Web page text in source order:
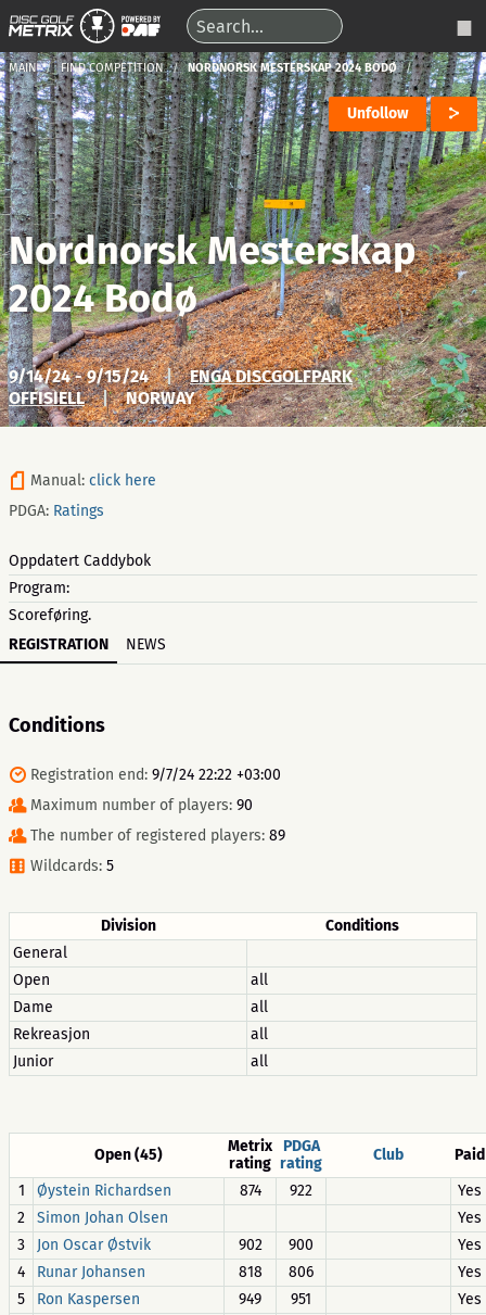
MAIN FIND COMPETITION NORDNORSK MESTERSKAP 2024 BODØ
Unfollow
Nordnorsk Mesterskap
2024 Bodø
9/14/24 - 9/15/24 |
ENGA DISCGOLFPARK
OFFISIELL
| NORWAY
Manual: click here
PDGA: Ratings
Oppdatert Caddybok
Program:
Scoreføring.
REGISTRATION
NEWS
Conditions
Registration end: 9/7/24 22:22 +03:00
Maximum number of players: 90
The number of registered players: 89
Wildcards: 5
Division
Conditions
General
Open
all
Dame
all
Rekreasjon
all
Junior
all
Open (45)
Metrix
rating
PDGA
rating
Club
Paid
1
Øystein Richardsen 874 922
Yes
2
Simon Johan Olsen
Yes
3
Jon Oscar Østvik 902 900
Yes
4
Runar Johansen 818 806
Yes
5
Ron Kaspersen 949 951
Yes